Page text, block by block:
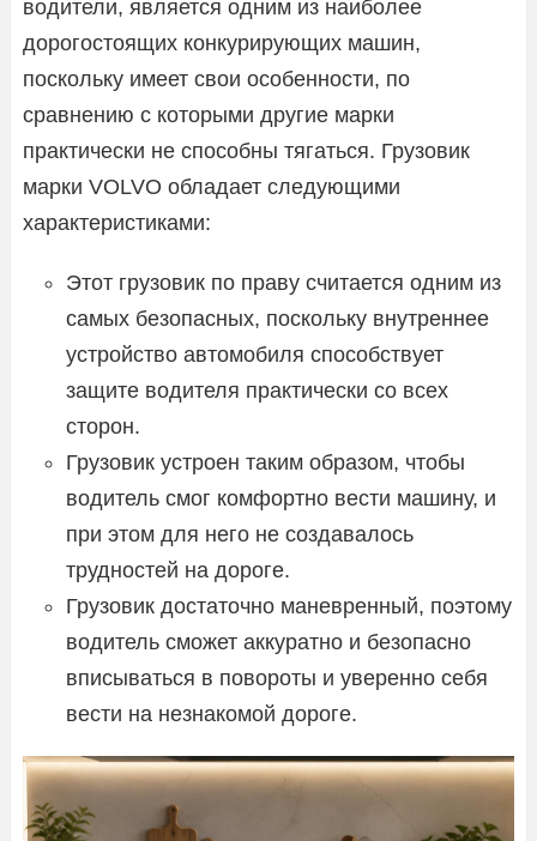
водители, является одним из наиболее
дорогостоящих конкурирующих машин,
поскольку имеет свои особенности, по
сравнению с которыми другие марки
практически не способны тягаться. Грузовик
марки VOLVO обладает следующими
характеристиками:
Этот грузовик по праву считается одним из
самых безопасных, поскольку внутреннее
устройство автомобиля способствует
защите водителя практически со всех
сторон.
Грузовик устроен таким образом, чтобы
водитель смог комфортно вести машину, и
при этом для него не создавалось
трудностей на дороге.
Грузовик достаточно маневренный, поэтому
водитель сможет аккуратно и безопасно
вписываться в повороты и уверенно себя
вести на незнакомой дороге.